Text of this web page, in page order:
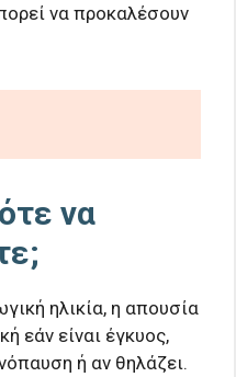
να προκαλέσουν
να
ηλικία, η απουσία
εάν είναι έγκυος,
ή αν θηλάζει.